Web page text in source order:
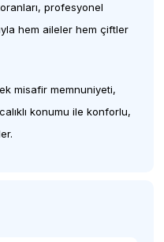
profesyonel
hem aileler hem çiftler
misafir memnuniyeti,
konumu ile konforlu,